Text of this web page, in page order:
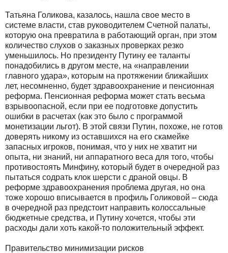
Татьяна Голикова, казалось, нашла свое место в
системе власти, став руководителем Счетной палаты,
которую она превратила в работающий орган, при этом
количество слухов о заказных проверках резко
уменьшилось. Но президенту Путину ее таланты
понадобились в другом месте, на «направлении
главного удара», которым на протяжении ближайших
лет, несомненно, будет здравоохранение и пенсионная
реформа. Пенсионная реформа может стать весьма
взрывоопасной, если при ее подготовке допустить
ошибки в расчетах (как это было с программой
монетизации льгот). В этой связи Путин, похоже, не готов
доверять никому из оставшихся на его скамейке
запасных игроков, понимая, что у них не хватит ни
опыта, ни знаний, ни аппаратного веса для того, чтобы
противостоять Минфину, который будет в очередной раз
пытаться содрать клок шерсти с драной овцы. В
реформе здравоохранения проблема другая, но она
тоже хорошо вписывается в профиль Голиковой – сюда
в очередной раз предстоит направить колоссальные
бюджетные средства, и Путину хочется, чтобы эти
расходы дали хоть какой-то положительный эффект.
Правительство минимизации рисков